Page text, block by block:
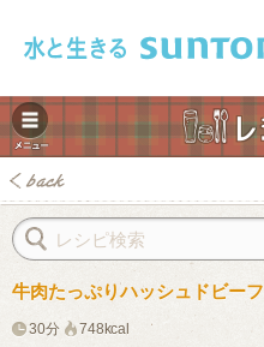
レシピ
牛肉たっぷりハッシュドビーフ
30分 748kcal